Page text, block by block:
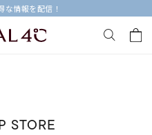
な情報を配信！
STORE